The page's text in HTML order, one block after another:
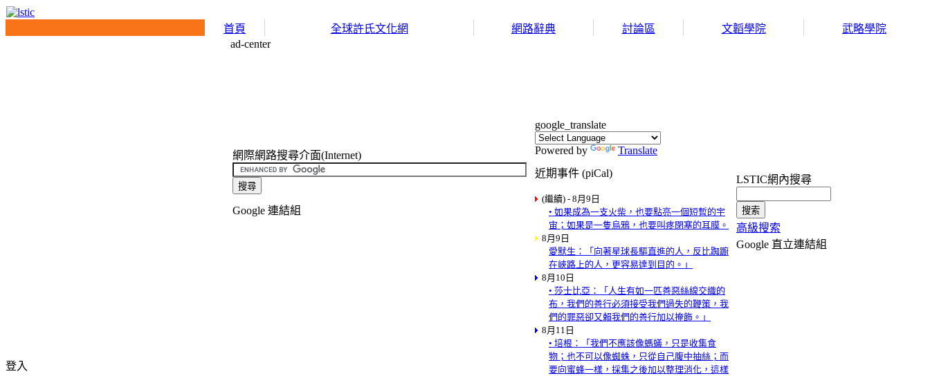
首頁 全球許氏文化網 網路辭典 討論區 文韜學院 武略學院
登入
ad-center
網際網路搜尋介面(Internet)
Google 連結組
google_translate
Powered by
Translate
近期事件 (piCal)
(繼續) - 8月9日
• 如果成為一支火柴，也要點亮一個短暫的宇
宙；如果是一隻烏鴉，也要叫疼閉塞的耳膜。
8月9日
愛默生：「向著星球長驅直進的人，反比踟躕
在峽路上的人，更容易達到目的。」
8月10日
• 莎士比亞：「人生有如一匹善惡絲線交織的
布，我們的善行必須接受我們過失的鞭策，我
們的罪惡卻又賴我們的善行加以掩飾。」
8月11日
• 培根：「我們不應該像螞蟻，只是收集食
物；也不可以像蜘蛛，只從自己腹中抽絲；而
要向蜜蜂一樣，採集之後加以整理消化，這樣
LSTIC網內搜尋
高級搜索
Google 直立連結組